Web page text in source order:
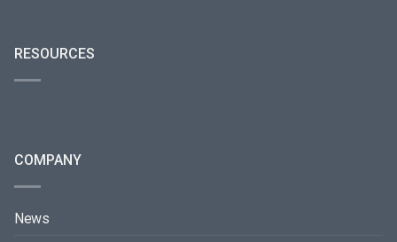
RESOURCES
COMPANY
News